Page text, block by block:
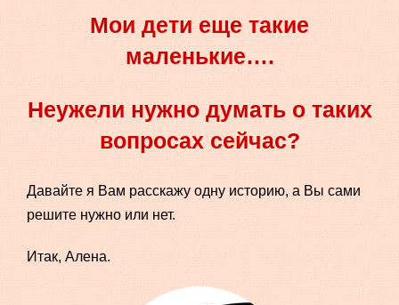
Мои дети еще такие
маленькие….
Неужели нужно думать о таких
вопросах сейчас?
Давайте я Вам расскажу одну историю, а Вы сами
решите нужно или нет.
Итак, Алена.